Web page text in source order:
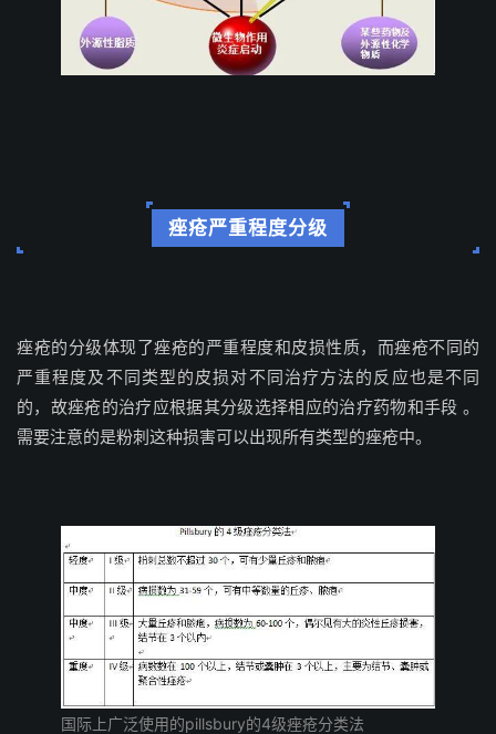
痤疮严重程度分级
痤疮的分级体现了痤疮的严重程度和皮损性质，而痤疮不同的
严重程度及不同类型的皮损对不同治疗方法的反应也是不同
的，故痤疮的治疗应根据其分级选择相应的治疗药物和手段 。
需要注意的是粉刺这种损害可以出现所有类型的痤疮中。
国际上广泛使用的pillsbury的4级痤疮分类法